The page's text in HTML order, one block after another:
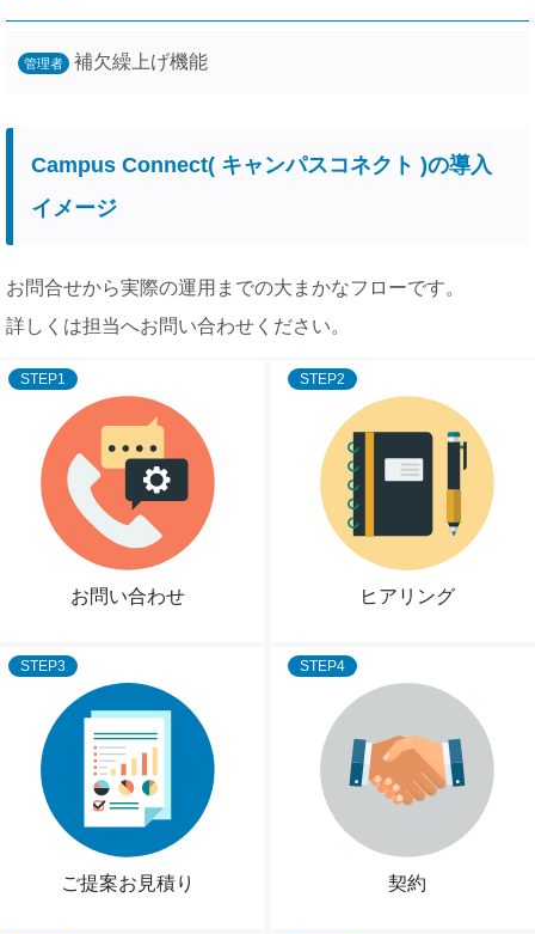
管理者 補欠繰上げ機能
Campus Connect( キャンパスコネクト )の導入
イメージ
お問合せから実際の運用までの大まかなフローです。
詳しくは担当へお問い合わせください。
STEP1
お問い合わせ
STEP2
ヒアリング
STEP3
ご提案お見積り
STEP4
契約